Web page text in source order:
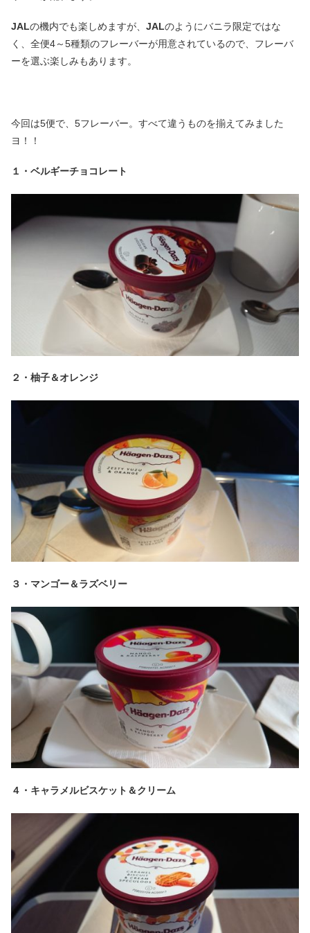
JALの機内でも楽しめますが、 JALのようにバニラ限定ではな
く、全便4～5種類のフレーバーが用意されているので、フレーバ
ーを選ぶ楽しみもあります。
今回は5便で、5フレーバー。すべて違うものを揃えてみました
ヨ！！
１・ベルギーチョコレート
２・柚子＆オレンジ
３・マンゴー＆ラズベリー
４・キャラメルビスケット＆クリーム